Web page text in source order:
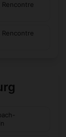
Rencontre
Rencontre